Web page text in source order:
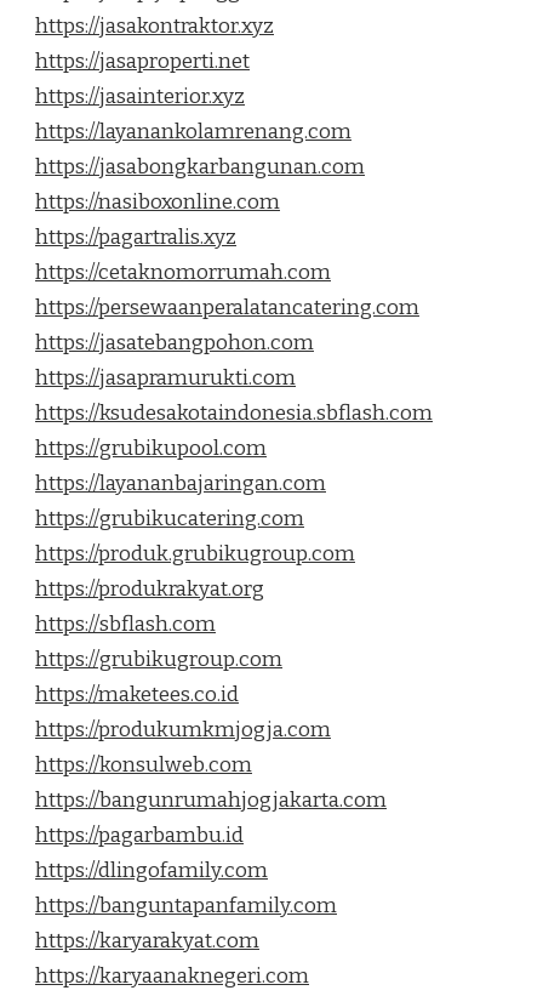
https://jasakontraktor.xyz
https://jasaproperti.net
https://jasainterior.xyz
https://layanankolamrenang.com
https://jasabongkarbangunan.com
https://nasiboxonline.com
https://pagartralis.xyz
https://cetaknomorrumah.com
https://persewaanperalatancatering.com
https://jasatebangpohon.com
https://jasapramurukti.com
https://ksudesakotaindonesia.sbflash.com
https://grubikupool.com
https://layananbajaringan.com
https://grubikucatering.com
https://produk.grubikugroup.com
https://produkrakyat.org
https://sbflash.com
https://grubikugroup.com
https://maketees.co.id
https://produkumkmjogja.com
https://konsulweb.com
https://bangunrumahjogjakarta.com
https://pagarbambu.id
https://dlingofamily.com
https://banguntapanfamily.com
https://karyarakyat.com
https://karyaanaknegeri.com